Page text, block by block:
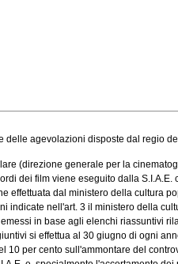
agevolazioni disposte dal regio
(direzione generale per la
dei film viene eseguito dalla S.I.A.E.
dal ministero della cultura
nell'art. 3 il ministero della
in base agli elenchi riassuntivi
si effettua al 30 giugno di ogni
per cento sull'ammontare del